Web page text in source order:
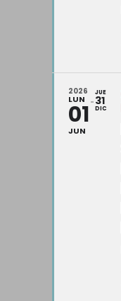
2026
LUN
01
JUN
JUE
31
DIC